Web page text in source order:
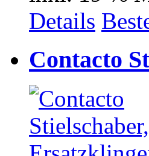
Details
Contacto